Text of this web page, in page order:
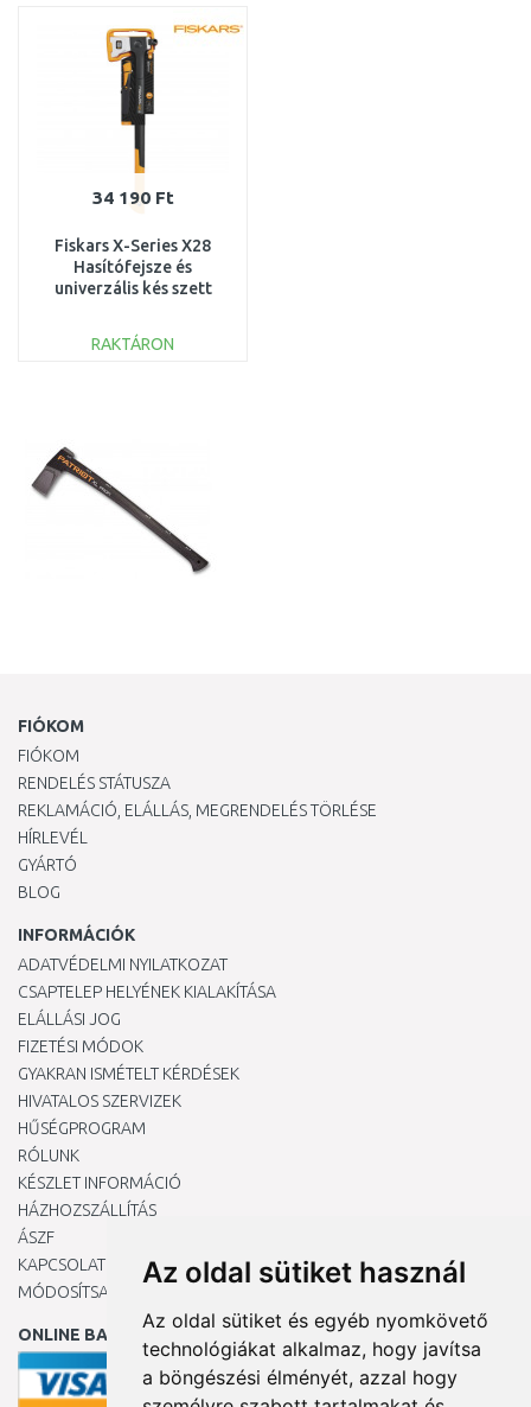
Az oldal sütiket használ
Az oldal sütiket és egyéb nyomkövető
technológiákat alkalmaz, hogy javítsa
a böngészési élményét, azzal hogy
Összehasonlítás
34 190 Ft
Fiskars X-Series X28
Hasítófejsze és
univerzális kés szett
RAKTÁRON
FIÓKOM
FIÓKOM
RENDELÉS STÁTUSZA
REKLAMÁCIÓ, ELÁLLÁS, MEGRENDELÉS TÖRLÉSE
HÍRLEVÉL
GYÁRTÓ
BLOG
INFORMÁCIÓK
ADATVÉDELMI NYILATKOZAT
CSAPTELEP HELYÉNEK KIALAKÍTÁSA
ELÁLLÁSI JOG
FIZETÉSI MÓDOK
GYAKRAN ISMÉTELT KÉRDÉSEK
HIVATALOS SZERVIZEK
HŰSÉGPROGRAM
RÓLUNK
KÉSZLET INFORMÁCIÓ
HÁZHOZSZÁLLÍTÁS
ÁSZF
KAPCSOLAT
MÓDOSÍTSA A COOKIE-BEÁLLÍTÁSAIMAT
ONLINE BANKKÁRTYÁVAL